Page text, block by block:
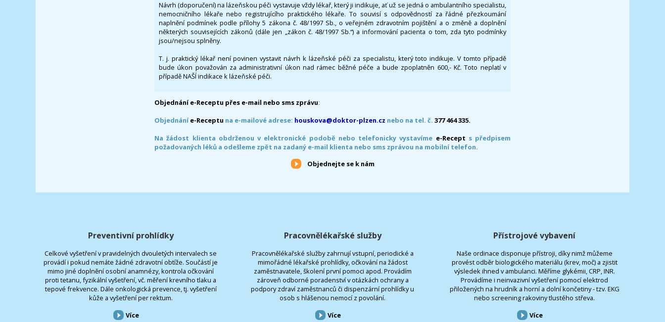
Návrh (doporučení) na lázeňskou péči vystavuje vždy lékař, který ji indikuje, ať už se jedná o ambulantního specialistu,
nemocničního lékaře nebo registrujícího praktického lékaře. To souvisí s odpovědností za řádné přezkoumání
naplnění podmínek podle přílohy 5 zákona č. 48/1997 Sb., o veřejném zdravotním pojištění a o změně a doplnění
některých souvisejících zákonů (dále jen „zákon č. 48/1997 Sb.“) a informování pacienta o tom, zda tyto podmínky
jsou/nejsou splněny.
T. j. praktický lékař není povinen vystavit návrh k lázeňské péči za specialistu, který toto indikuje. V tomto případě
bude úkon považován za administrativní úkon nad rámec běžné péče a bude zpoplatněn 600,- Kč. Toto neplatí v
případě NAŠÍ indikace k lázeňské péči.
Objednání e-Receptu přes e-mail nebo sms zprávu:
Objednáníe-Receptu na e-mailové adrese: houskova@doktor-plzen.cz nebo na tel. č. 377 464 335.
Na žádost klienta obdrženou v elektronické podobě nebo telefonicky vystavíme e-Recept s předpisem
požadovaných léků a odešleme zpět na zadaný e-mail klienta nebo sms zprávou na mobilní telefon.
Objednejte se k nám
Preventivní prohlídky
Celkové vyšetření v pravidelných dvouletých intervalech se
provádí i pokud nemáte žádné zdravotní obtíže. Součástí je
mimo jiné doplnění osobní anamnézy, kontrola očkování
proti tetanu, fyzikální vyšetření, vč. měření krevního tlaku a
tepové frekvence. Dále onkologická prevence, tj. vyšetření
kůže a vyšetření per rektum.
Více
Pracovnělékařské služby
Pracovnělékařské služby zahrnují vstupní, periodické a
mimořádné lékařské prohlídky, očkování na žádost
zaměstnavatele, školení první pomoci apod. Provádím
zároveň odborné poradenství v otázkách ochrany a
podpory zdraví zaměstnanců či dispenzární prohlídky u
osob s hlášenou nemocí z povolání.
Více
Přístrojové vybavení
Naše ordinace disponuje přístroji, díky nimž můžeme
provést odběr biologického materiálu (krev, moč) a zjistit
výsledek ihned v ambulanci. Měříme glykémii, CRP, INR.
Provádíme i neinvazivní vyšetření pomocí elektrod
přiložených na hrudník a horní a dolní končetiny - tzv. EKG
nebo screening rakoviny tlustého střeva.
Více